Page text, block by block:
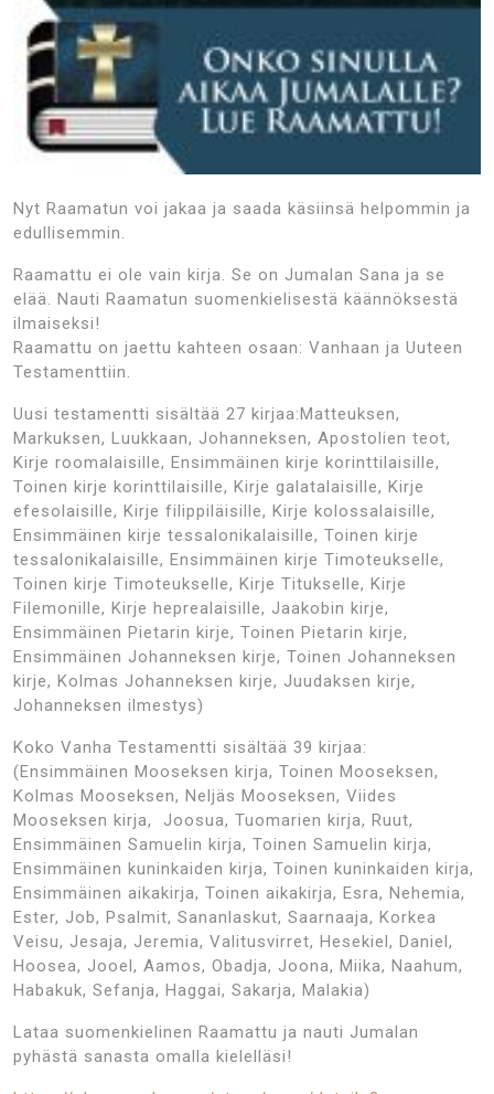
Nyt Raamatun voi jakaa ja saada käsiinsä helpommin ja
edullisemmin.
Raamattu ei ole vain kirja. Se on Jumalan Sana ja se
elää. Nauti Raamatun suomenkielisestä käännöksestä
ilmaiseksi!
Raamattu on jaettu kahteen osaan: Vanhaan ja Uuteen
Testamenttiin.
Uusi testamentti sisältää 27 kirjaa:Matteuksen,
Markuksen, Luukkaan, Johanneksen, Apostolien teot,
Kirje roomalaisille, Ensimmäinen kirje korinttilaisille,
Toinen kirje korinttilaisille, Kirje galatalaisille, Kirje
efesolaisille, Kirje filippiläisille, Kirje kolossalaisille,
Ensimmäinen kirje tessalonikalaisille, Toinen kirje
tessalonikalaisille, Ensimmäinen kirje Timoteukselle,
Toinen kirje Timoteukselle, Kirje Titukselle, Kirje
Filemonille, Kirje heprealaisille, Jaakobin kirje,
Ensimmäinen Pietarin kirje, Toinen Pietarin kirje,
Ensimmäinen Johanneksen kirje, Toinen Johanneksen
kirje, Kolmas Johanneksen kirje, Juudaksen kirje,
Johanneksen ilmestys)
Koko Vanha Testamentti sisältää 39 kirjaa:
(Ensimmäinen Mooseksen kirja, Toinen Mooseksen,
Kolmas Mooseksen, Neljäs Mooseksen, Viides
Mooseksen kirja, Joosua, Tuomarien kirja, Ruut,
Ensimmäinen Samuelin kirja, Toinen Samuelin kirja,
Ensimmäinen kuninkaiden kirja, Toinen kuninkaiden kirja,
Ensimmäinen aikakirja, Toinen aikakirja, Esra, Nehemia,
Ester, Job, Psalmit, Sananlaskut, Saarnaaja, Korkea
Veisu, Jesaja, Jeremia, Valitusvirret, Hesekiel, Daniel,
Hoosea, Jooel, Aamos, Obadja, Joona, Miika, Naahum,
Habakuk, Sefanja, Haggai, Sakarja, Malakia)
Lataa suomenkielinen Raamattu ja nauti Jumalan
pyhästä sanasta omalla kielelläsi!